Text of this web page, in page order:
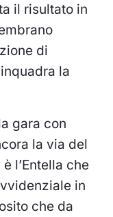
il risultato in
di
la
gara con
la via del
l’Entella che
in
che da